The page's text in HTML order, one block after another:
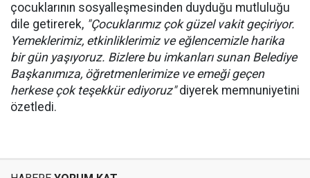
çocuklarının sosyalleşmesinden duyduğu mutluluğu
dile getirerek, "Çocuklarımız çok güzel vakit geçiriyor.
Yemeklerimiz, etkinliklerimiz ve eğlencemizle harika
bir gün yaşıyoruz. Bizlere bu imkanları sunan Belediye
Başkanımıza, öğretmenlerimize ve emeği geçen
herkese çok teşekkür ediyoruz"diyerek memnuniyetini
özetledi.